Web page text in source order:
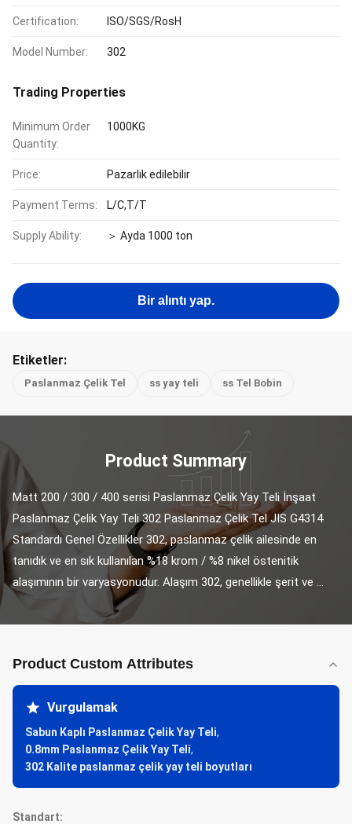
Certification: ISO/SGS/RosH
Model Number: 302
Trading Properties
Minimum Order
Quantity:
1000KG
Price: Pazarlık edilebilir
Payment Terms: L/C,T/T
Supply Ability: ＞ Ayda 1000 ton
Bir alıntı yap.
Etiketler:
Paslanmaz Çelik Tel ss yay teli ss Tel Bobin
Product Summary
Matt 200 / 300 / 400 serisi Paslanmaz Çelik Yay Teli İnşaat
Paslanmaz Çelik Yay Teli 302 Paslanmaz Çelik Tel JIS G4314
Standardı Genel Özellikler 302, paslanmaz çelik ailesinde en
tanıdık ve en sık kullanılan %18 krom / %8 nikel östenitik
alaşımının bir varyasyonudur. Alaşım 302, genellikle şerit ve ...
Product Custom Attributes
Vurgulamak
Sabun Kaplı Paslanmaz Çelik Yay Teli,
0.8mm Paslanmaz Çelik Yay Teli,
302 Kalite paslanmaz çelik yay teli boyutları
Standart: